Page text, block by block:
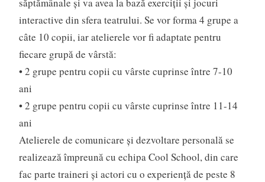
interactive din sfera teatrului. Se vor forma 4 grupe a
câte 10 copii, iar atelierele vor fi adaptate pentru
fiecare grupă de vârstă:
• 2 grupe pentru copii cu vârste cuprinse între 7-10
ani
• 2 grupe pentru copii cu vârste cuprinse între 11-14
ani
Atelierele de comunicare și dezvoltare personală se
realizează împreună cu echipa Cool School, din care
fac parte traineri și actori cu o experiență de peste 8